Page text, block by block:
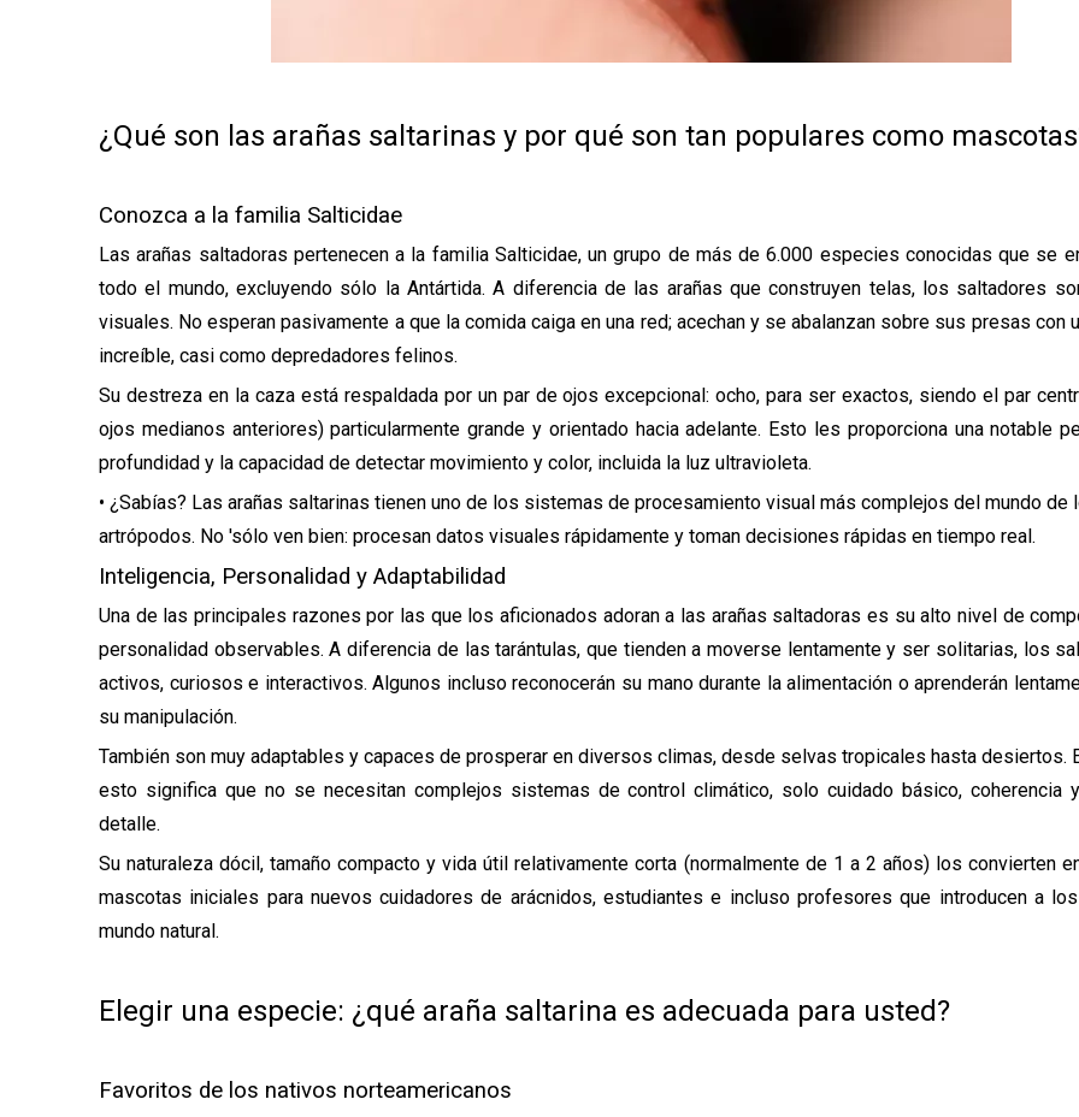
¿Qué son las arañas saltarinas y por qué son tan populares como
Conozca a la familia Salticidae
Las arañas saltadoras pertenecen a la familia Salticidae, un grupo de más de 6.000 especies conocidas que se
todo el mundo, excluyendo sólo la Antártida. A diferencia de las arañas que construyen telas, los saltadores
visuales. No esperan pasivamente a que la comida caiga en una red; acechan y se abalanzan sobre sus presas con
increíble, casi como depredadores felinos.
Su destreza en la caza está respaldada por un par de ojos excepcional: ocho, para ser exactos, siendo el par
ojos medianos anteriores) particularmente grande y orientado hacia adelante. Esto les proporciona una notable
profundidad y la capacidad de detectar movimiento y color, incluida la luz ultravioleta.
• ¿Sabías? Las arañas saltarinas tienen uno de los sistemas de procesamiento visual más complejos del mundo de
artrópodos. No 'sólo ven bien: procesan datos visuales rápidamente y toman decisiones rápidas en tiempo real.
Inteligencia, Personalidad y Adaptabilidad
Una de las principales razones por las que los aficionados adoran a las arañas saltadoras es su alto nivel de
personalidad observables. A diferencia de las tarántulas, que tienden a moverse lentamente y ser solitarias, los
activos, curiosos e interactivos. Algunos incluso reconocerán su mano durante la alimentación o aprenderán
su manipulación.
También son muy adaptables y capaces de prosperar en diversos climas, desde selvas tropicales hasta desiertos.
esto significa que no se necesitan complejos sistemas de control climático, solo cuidado básico, coherencia
detalle.
Su naturaleza dócil, tamaño compacto y vida útil relativamente corta (normalmente de 1 a 2 años) los convierten
mascotas iniciales para nuevos cuidadores de arácnidos, estudiantes e incluso profesores que introducen a
mundo natural.
Elegir una especie: ¿qué araña saltarina es adecuada para usted?
Favoritos de los nativos norteamericanos